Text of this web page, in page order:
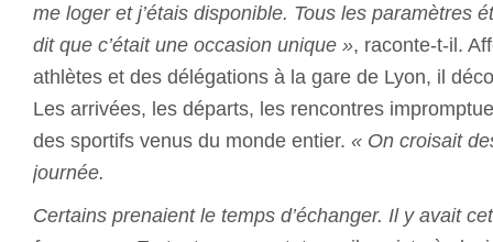
me loger et j’étais disponible. Tous les paramètres
dit que c’était une occasion unique », raconte-t-il.
athlètes et des délégations à la gare de Lyon, il
Les arrivées, les départs, les rencontres
des sportifs venus du monde entier. « On croisait
journée.
Certains prenaient le temps d’échanger. Il y avait